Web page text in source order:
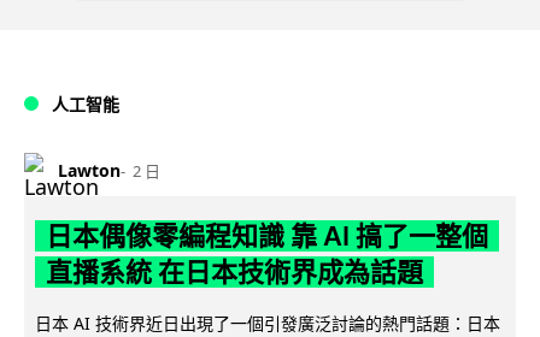
人工智能
Lawton 2 日
日本偶像零編程知識 靠 AI 搞了一整個
直播系統 在日本技術界成為話題
日本 AI 技術界近日出現了一個引發廣泛討論的熱門話題：日本